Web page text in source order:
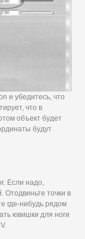
и убедитесь, что
что в
объект будет
будут
Если надо,
Отодвиньте точки в
где-нибудь рядом
ювишки для ноги